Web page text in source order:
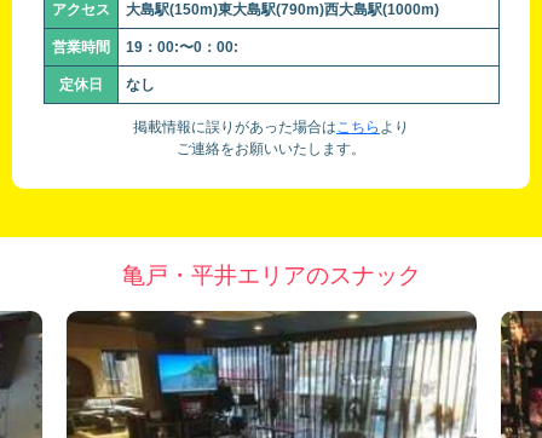
アクセス 大島駅(150m)東大島駅(790m)西大島駅(1000m)
営業時間 19：00:〜0：00:
定休日 なし
掲載情報に誤りがあった場合はこちら より
ご連絡をお願いいたします。
亀戸・平井エリアのスナック